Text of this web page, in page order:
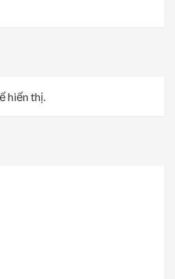
hiển thị.